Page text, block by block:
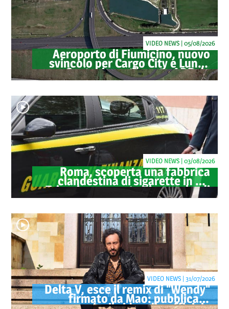
Aeroporto di Fiumicino, nuovo
svincolo per Cargo City e Lunga
Sosta: investimento ADR da
oltre 40 milioni
VIDEO NEWS | 05/08/2026
Roma, scoperta una fabbrica
clandestina di sigarette in via
Trigoria: sequestrati 1.350 kg di
tabacco
VIDEO NEWS | 03/08/2026
Delta V, esce il remix di "Wendy"
firmato da Mao: pubblicato
VIDEO NEWS | 31/07/2026